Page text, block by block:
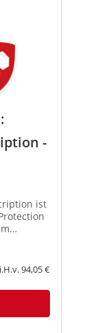
-
ist
94,05 €